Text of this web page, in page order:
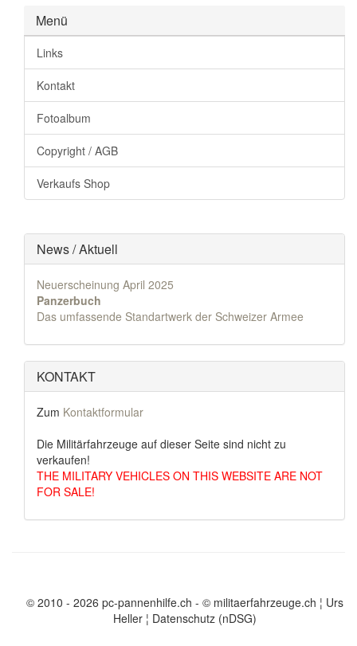
Menü
Links
Kontakt
Fotoalbum
Copyright / AGB
Verkaufs Shop
News / Aktuell
Neuerscheinung April 2025
Panzerbuch
Das umfassende Standartwerk der Schweizer Armee
KONTAKT
Zum Kontaktformular
Die Militärfahrzeuge auf dieser Seite sind nicht zu
verkaufen!
THE MILITARY VEHICLES ON THIS WEBSITE ARE NOT
FOR SALE!
© 2010 - 2026 pc-pannenhilfe.ch - © militaerfahrzeuge.ch ¦ Urs
Heller ¦ Datenschutz (nDSG)